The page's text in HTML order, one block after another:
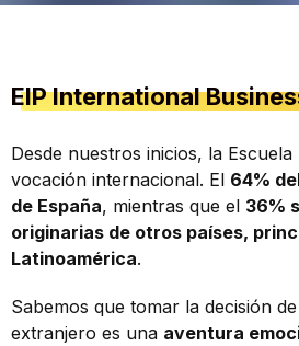
EIP International
Desde nuestros inicios, la
vocación internacional. El 64%
de España, mientras que el 36%
originarias de otros países,
Latinoamérica.
Sabemos que tomar la decisión
extranjero es una aventura